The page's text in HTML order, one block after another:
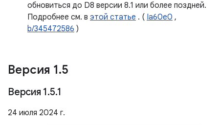
обновиться до D8 версии 8.1 или более поздней.
Подробнее см. в этой статье . ( Ia60e0 ,
b/345472586 )
Версия 1.5
Версия 1.5.1
24 июля 2024 г.